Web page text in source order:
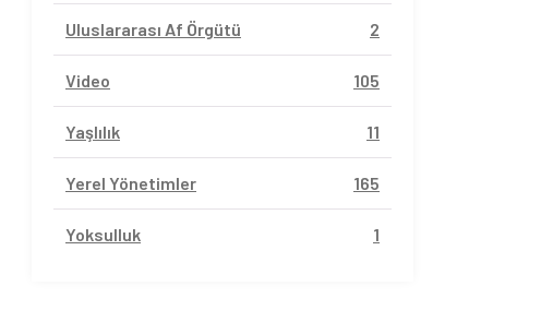
Uluslararası Af Örgütü 2
Video 105
Yaşlılık 11
Yerel Yönetimler 165
Yoksulluk 1